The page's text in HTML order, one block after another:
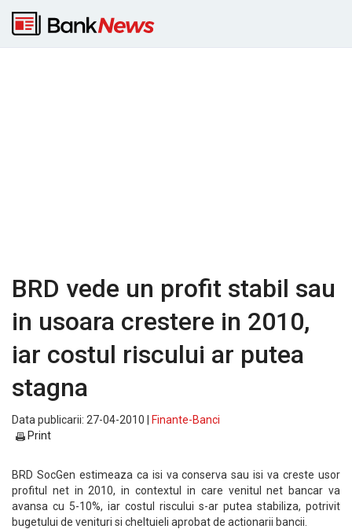
BRD vede un profit stabil sau
in usoara crestere in 2010,
iar costul riscului ar putea
stagna
Data publicarii: 27-04-2010 |
Finante-Banci
Print
BRD SocGen estimeaza ca isi va conserva sau isi va creste usor
profitul net in 2010, in contextul in care venitul net bancar va
avansa cu 5-10%, iar costul riscului s-ar putea stabiliza, potrivit
bugetului de venituri si cheltuieli aprobat de actionarii bancii.